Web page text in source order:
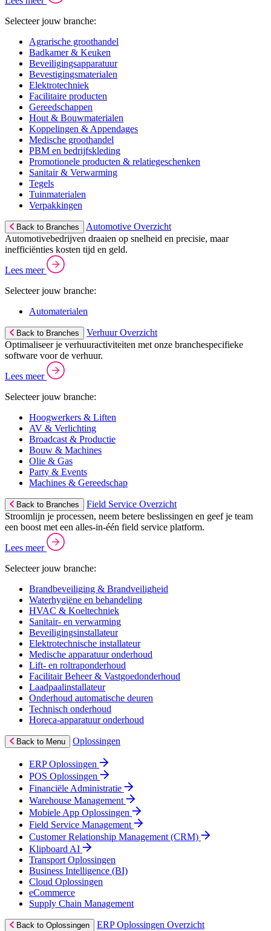
Selecteer jouw branche:
Agrarische groothandel
Badkamer & Keuken
Beveiligingsapparatuur
Bevestigingsmaterialen
Elektrotechniek
Facilitaire producten
Gereedschappen
Hout & Bouwmaterialen
Koppelingen & Appendages
Medische groothandel
PBM en bedrijfskleding
Promotionele producten & relatiegeschenken
Sanitair & Verwarming
Tegels
Tuinmaterialen
Verpakkingen
Back to Branches
Automotive Overzicht
Automotivebedrijven draaien op snelheid en precisie, maar
inefficiënties kosten tijd en geld.
Lees meer
Selecteer jouw branche:
Automaterialen
Back to Branches
Verhuur Overzicht
Optimaliseer je verhuuractiviteiten met onze branchespecifieke
software voor de verhuur.
Lees meer
Selecteer jouw branche:
Hoogwerkers & Liften
AV & Verlichting
Broadcast & Productie
Bouw & Machines
Olie & Gas
Party & Events
Machines & Gereedschap
Back to Branches
Field Service Overzicht
Stroomlijn je processen, neem betere beslissingen en geef je team
een boost met een alles-in-één field service platform.
Lees meer
Selecteer jouw branche:
Brandbeveiliging & Brandveiligheid
Waterhygiëne en behandeling
HVAC & Koeltechniek
Sanitair- en verwarming
Beveiligingsinstallateur
Elektrotechnische installateur
Medische apparatuur onderhoud
Lift- en roltraponderhoud
Facilitair Beheer & Vastgoedonderhoud
Laadpaalinstallateur
Onderhoud automatische deuren
Technisch onderhoud
Horeca-apparatuur onderhoud
Back to Menu Oplossingen
ERP Oplossingen
POS Oplossingen
Financiële Administratie
Warehouse Management
Mobiele App Oplossingen
Field Service Management
Customer Relationship Management (CRM)
Klipboard AI
Transport Oplossingen
Business Intelligence (BI)
Cloud Oplossingen
eCommerce
Supply Chain Management
Back to Oplossingen
ERP Oplossingen Overzicht